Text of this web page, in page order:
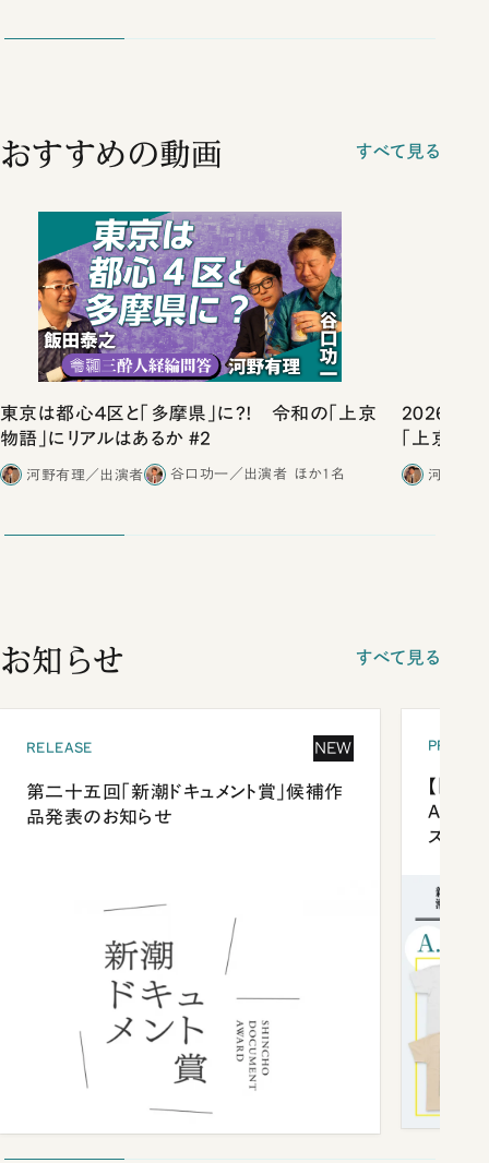
おすすめの動画 すべて見る
東京は都心４区と「多摩県」に?! 令和の「上京
物語」にリアルはあるか #2
河野有理／出演者 谷口功一／出演者 ほか1名
2026年の
「上京物
河野有
お知らせ すべて見る
RELEASE NEW
第二十五回「新潮ドキュメント賞」候補作
品発表のお知らせ
【「新
ズプレ